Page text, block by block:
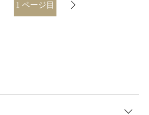
1 ページ目